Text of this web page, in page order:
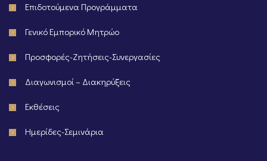
Επιδοτούμενα Προγράμματα
Γενικό Εμπορικό Μητρώο
Προσφορές-Ζητήσεις-Συνεργασίες
Διαγωνισμοί – Διακηρύξεις
Εκθέσεις
Ημερίδες-Σεμινάρια